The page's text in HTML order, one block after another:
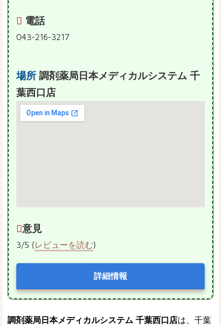
電話
043-216-3217
場所 調剤薬局日本メディカルシステム 千
葉西口店
意見
3/5 (レビューを読む)
詳細情報
調剤薬局日本メディカルシステム 千葉西口店は、千葉